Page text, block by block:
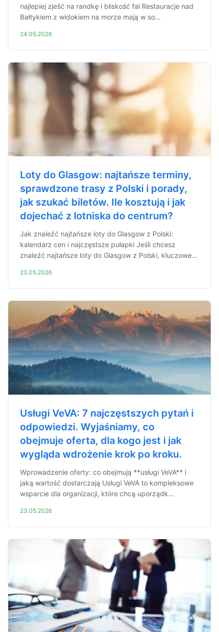
najlepiej zjeść na randkę i bliskość fal Restauracje nad
Bałtykiem z widokiem na morze mają w so...
24.05.2026
Loty do Glasgow: najtańsze terminy,
sprawdzone trasy z Polski i porady,
jak szukać biletów. Ile kosztują i jak
dojechać z lotniska do centrum?
Jak znaleźć najtańsze loty do Glasgow z Polski:
kalendarz cen i najczęstsze pułapki Jeśli chcesz
znaleźć najtańsze loty do Glasgow z Polski, kluczowe...
23.05.2026
Usługi VeVA: 7 najczęstszych pytań i
odpowiedzi. Wyjaśniamy, co
obejmuje oferta, dla kogo jest i jak
wygląda wdrożenie krok po kroku.
Wprowadzenie oferty: co obejmują **usługi VeVA** i
jaką wartość dostarczają Usługi VeVA to kompleksowe
wsparcie dla organizacji, które chcą uporządk...
23.05.2026